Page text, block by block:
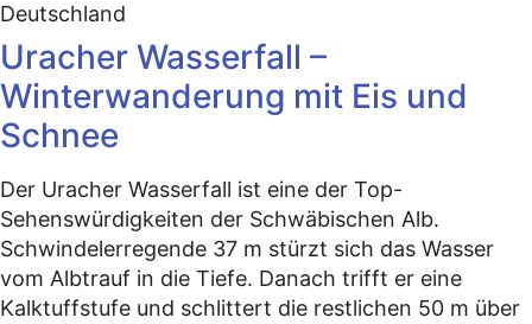
Deutschland
Uracher Wasserfall –
Winterwanderung mit Eis und
Schnee
Der Uracher Wasserfall ist eine der Top-
Sehenswürdigkeiten der Schwäbischen Alb.
Schwindelerregende 37 m stürzt sich das Wasser
vom Albtrauf in die Tiefe. Danach trifft er eine
Kalktuffstufe und schlittert die restlichen 50 m über